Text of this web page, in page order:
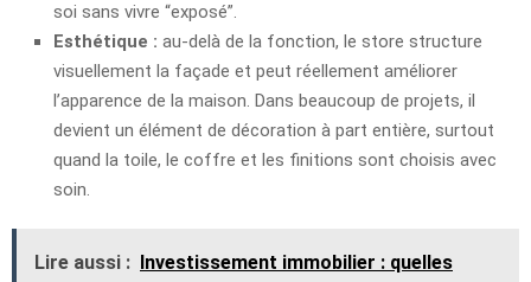
soi sans vivre “exposé”.
Esthétique : au-delà de la fonction, le store structure
visuellement la façade et peut réellement améliorer
l’apparence de la maison. Dans beaucoup de projets, il
devient un élément de décoration à part entière, surtout
quand la toile, le coffre et les finitions sont choisis avec
soin.
Lire aussi :
Investissement immobilier : quelles